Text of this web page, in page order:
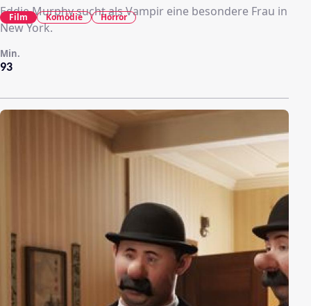
Eddie Murphy sucht als Vampir eine besondere Frau in
New York.
93
Min.
Film Komödie Horror